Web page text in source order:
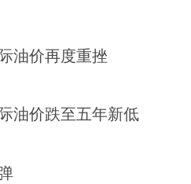
油价再度重挫
油价跌至五年新低